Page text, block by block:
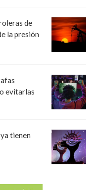
de
la presión
evitarlas
tienen